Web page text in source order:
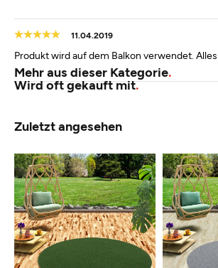
11.04.2019
Produkt wird auf dem Balkon verwendet. Alles
Mehr aus dieser Kategorie
Wird oft gekauft mit
Zuletzt angesehen